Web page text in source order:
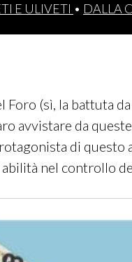
E ULIVETI • DALLA
Foro (sì, la battuta
avvistare da
di
nel controllo